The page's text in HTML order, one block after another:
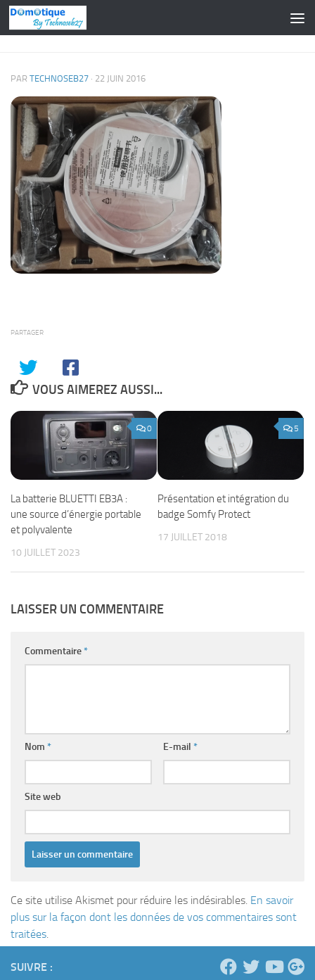
Skip to content
PAR TECHNOSEB27 · 22 JUIN 2016
PARTAGER
VOUS AIMEREZ AUSSI...
0
La batterie BLUETTI EB3A :
une source d’énergie portable
et polyvalente
10 JUILLET 2023
5
Présentation et intégration du
badge Somfy Protect
17 JUILLET 2018
LAISSER UN COMMENTAIRE
Commentaire*
Nom * E-mail *
Site web
Ce site utilise Akismet pour réduire les indésirables. En savoir
plus sur la façon dont les données de vos commentaires sont
traitées.
SUIVRE :